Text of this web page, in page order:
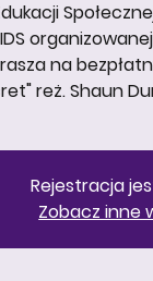
na
reż. Shaun
Rejestracja
Zobacz inne